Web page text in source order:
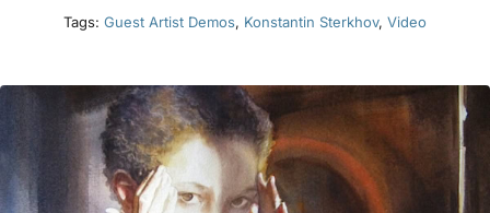
Contáctanos
Suscribir
Tags: Guest Artist Demos, Konstantin Sterkhov, Video